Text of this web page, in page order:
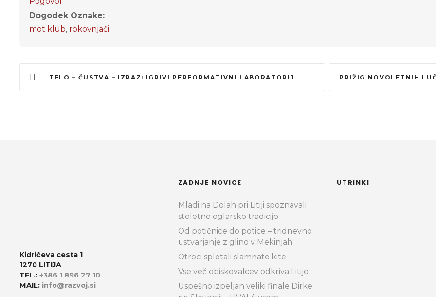
Dogodek Oznake:
mot klub, rokovnjači
TELO – ČUSTVA – IZRAZ: IGRIVI PERFORMATIVNI LABORATORIJ PRIŽIG NOVOLETNIH
Kidričeva cesta 1
1270 LITIJA
TEL.: +386 1 896 27 10
MAIL: info@razvoj.si
ZADNJE NOVICE
Mladi na Dolah pri Litiji spoznavali
stoletno oglarsko tradicijo
Od potičnice do potice – tridnevno
ustvarjanje z glino v Mekinjah
Otroci spletali slamnate kite
Vse več obiskovalcev odkriva Litijo
Uspešno izpeljan veliki finale Dirke
UTRINKI